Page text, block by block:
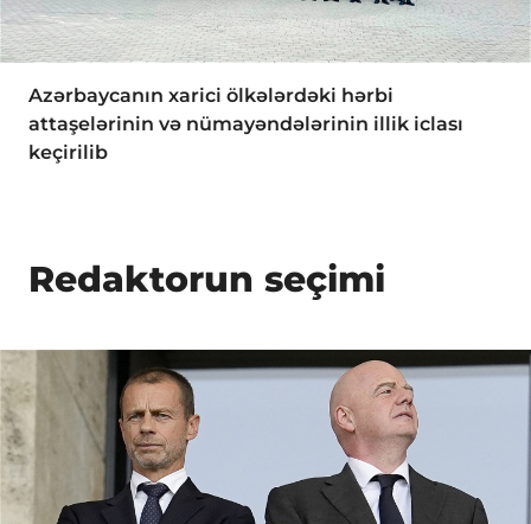
Azərbaycanın xarici ölkələrdəki hərbi
attaşelərinin və nümayəndələrinin illik iclası
keçirilib
Redaktorun seçimi